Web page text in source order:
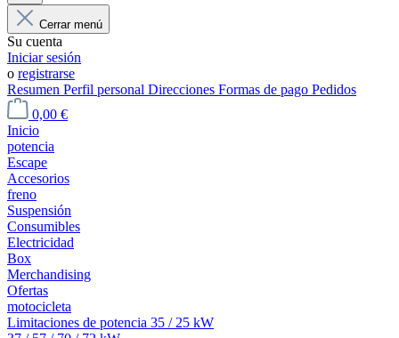
Cerrar menú
Su cuenta
Iniciar sesión
o registrarse
Resumen Perfil personal Direcciones Formas de pago Pedidos
0,00 €
Inicio
potencia
Escape
Accesorios
freno
Suspensión
Consumibles
Electricidad
Box
Merchandising
Ofertas
motocicleta
Limitaciones de potencia 35 / 25 kW